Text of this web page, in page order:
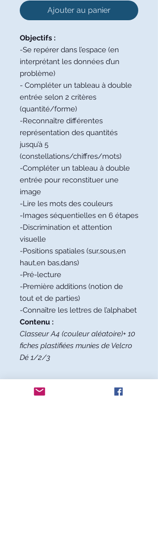
Ajouter au panier
Objectifs :
-Se repérer dans l’espace (en
interprétant les données d’un
problème)
- Compléter un tableau à double
entrée selon 2 critères
(quantité/forme)
-Reconnaître différentes
représentation des quantités
jusqu’à 5
(constellations/chiffres/mots)
-Compléter un tableau à double
entrée pour reconstituer une
image
-Lire les mots des couleurs
-Images séquentielles en 6 étapes
-Discrimination et attention
visuelle
-Positions spatiales (sur,sous,en
haut,en bas,dans)
-Pré-lecture
-Première additions (notion de
tout et de parties)
-Connaître les lettres de l’alphabet
Contenu :
Classeur A4 (couleur aléatoire)+ 10
fiches plastifiées munies de Velcro
Dé 1/2/3